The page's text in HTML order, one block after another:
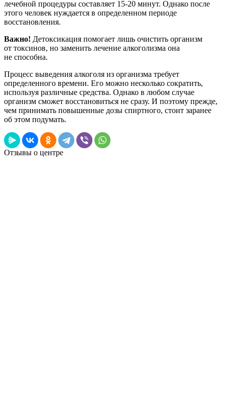
лечебной процедуры составляет 15-20 минут. Однако после
этого человек нуждается в определенном периоде
восстановления.
Важно! Детоксикация помогает лишь очистить организм
от токсинов, но заменить лечение алкоголизма она
не способна.
Процесс выведения алкоголя из организма требует
определенного времени. Его можно несколько сократить,
используя различные средства. Однако в любом случае
организм сможет восстановиться не сразу. И поэтому прежде,
чем принимать повышенные дозы спиртного, стоит заранее
об этом подумать.
Отзывы о центре